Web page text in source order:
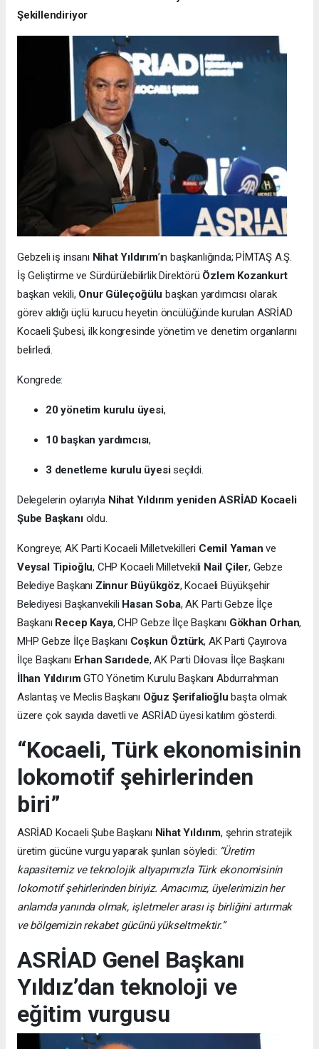
Şekillendiriyor
Gebzeli iş insanı Nihat Yıldırım’ın başkanlığında; PİMTAŞ A.Ş.
İş Geliştirme ve Sürdürülebilirlik Direktörü Özlem Kozankurt
başkan vekili, Onur Güleçoğülu başkan yardımcısı olarak
görev aldığı üçlü kurucu heyetin öncülüğünde kurulan ASRİAD
Kocaeli Şubesi, ilk kongresinde yönetim ve denetim organlarını
belirledi.
Kongrede:
20 yönetim kurulu üyesi,
10 başkan yardımcısı,
3 denetleme kurulu üyesiseçildi.
Delegelerin oylarıyla Nihat Yıldırım yeniden ASRİAD Kocaeli
Şube Başkanıoldu.
Kongreye; AK Parti Kocaeli Milletvekilleri Cemil Yaman ve
Veysal Tipioğlu, CHP Kocaeli Milletvekili Nail Çiler, Gebze
Belediye Başkanı Zinnur Büyükgöz, Kocaeli Büyükşehir
Belediyesi Başkanvekili Hasan Soba, AK Parti Gebze İlçe
Başkanı Recep Kaya, CHP Gebze İlçe Başkanı Gökhan Orhan,
MHP Gebze İlçe Başkanı Coşkun Öztürk, AK Parti Çayırova
İlçe Başkanı Erhan Sarıdede, AK Parti Dilovası İlçe Başkanı
İlhan YıldırımGTO Yönetim Kurulu Başkanı Abdurrahman
Aslantaş ve Meclis Başkanı Oğuz Şerifalioğlu başta olmak
üzere çok sayıda davetli ve ASRİAD üyesi katılım gösterdi.
“Kocaeli, Türk ekonomisinin
lokomotif şehirlerinden
biri”
ASRİAD Kocaeli Şube Başkanı Nihat Yıldırım, şehrin stratejik
üretim gücüne vurgu yaparak şunları söyledi: “Üretim
kapasitemiz ve teknolojik altyapımızla Türk ekonomisinin
lokomotif şehirlerinden biriyiz. Amacımız, üyelerimizin her
anlamda yanında olmak, işletmeler arası iş birliğini artırmak
ve bölgemizin rekabet gücünü yükseltmektir.”
ASRİAD Genel Başkanı
Yıldız’dan teknoloji ve
eğitim vurgusu